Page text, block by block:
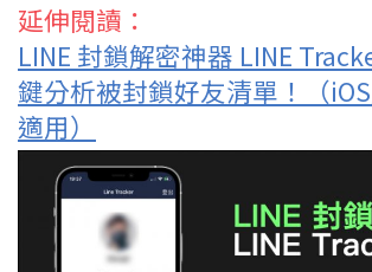
延伸閱讀：
LINE 封鎖解密神器 LINE
鍵分析被封鎖好友清單！（
適用）